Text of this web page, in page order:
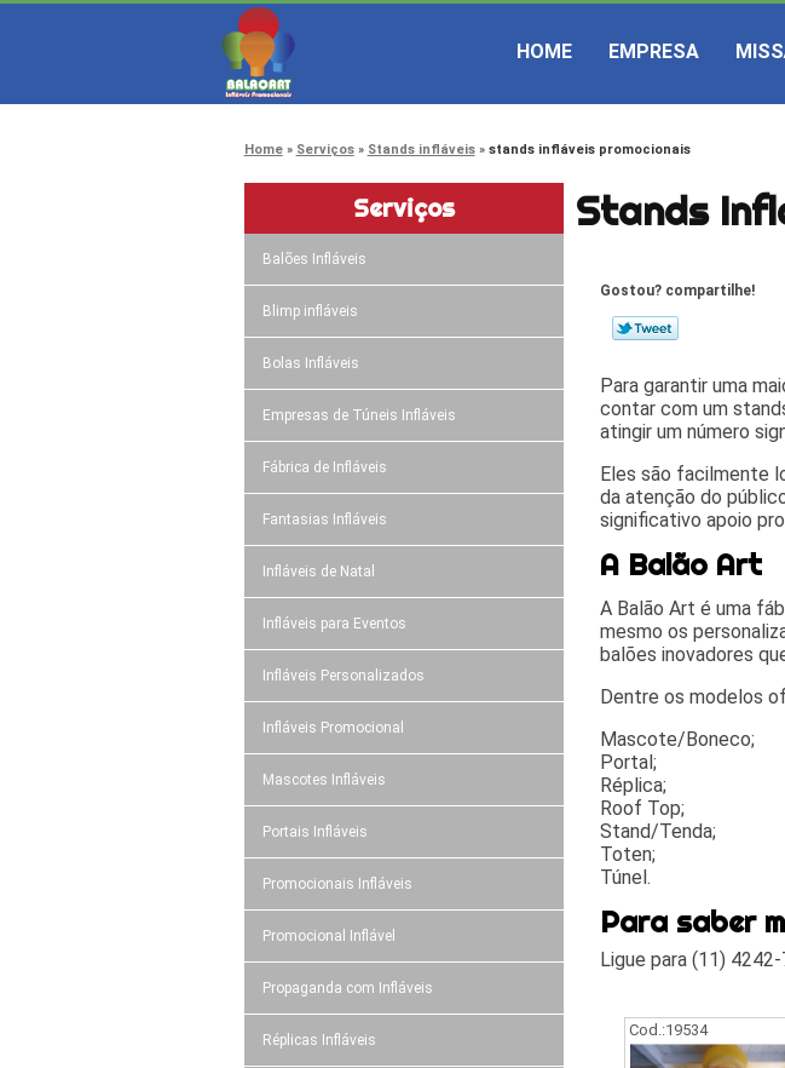
HOME EMPRESA
Home Serviços Stands infláveis stands infláveis promocionais
Serviços
Balões Infláveis
Blimp infláveis
Bolas Infláveis
Empresas de Túneis Infláveis
Fábrica de Infláveis
Fantasias Infláveis
Infláveis de Natal
Infláveis para Eventos
Infláveis Personalizados
Infláveis Promocional
Mascotes Infláveis
Portais Infláveis
Promocionais Infláveis
Promocional Inflável
Propaganda com Infláveis
Réplicas Infláveis
Stands
Gostou? compartilhe!
Para garantir uma
contar com um
atingir um número
Eles são facilmente
da atenção do
significativo apoio
A Balão Art
A Balão Art é uma
mesmo os
balões inovadores
Dentre os modelos
Mascote/Boneco;
Portal;
Réplica;
Roof Top;
Stand/Tenda;
Toten;
Túnel.
Para saber
Ligue para (11) 4242-
Cod.:19534